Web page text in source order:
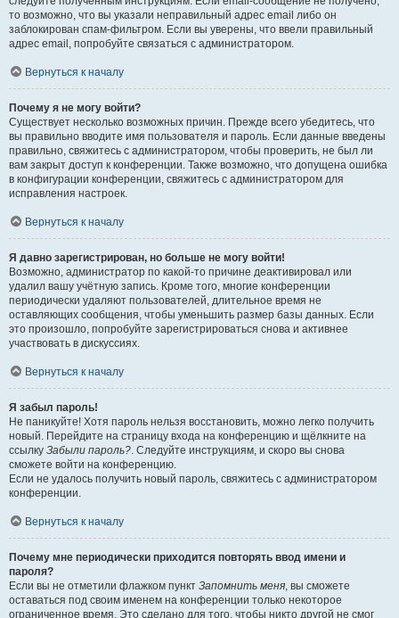
то возможно, что вы указали неправильный адрес email либо он
заблокирован спам-фильтром. Если вы уверены, что ввели правильный
адрес email, попробуйте связаться с администратором.
Вернуться к началу
Почему я не могу войти?
Существует несколько возможных причин. Прежде всего убедитесь, что
вы правильно вводите имя пользователя и пароль. Если данные введены
правильно, свяжитесь с администратором, чтобы проверить, не был ли
вам закрыт доступ к конференции. Также возможно, что допущена ошибка
в конфигурации конференции, свяжитесь с администратором для
исправления настроек.
Вернуться к началу
Я давно зарегистрирован, но больше не могу войти!
Возможно, администратор по какой-то причине деактивировал или
удалил вашу учётную запись. Кроме того, многие конференции
периодически удаляют пользователей, длительное время не
оставляющих сообщения, чтобы уменьшить размер базы данных. Если
это произошло, попробуйте зарегистрироваться снова и активнее
участвовать в дискуссиях.
Вернуться к началу
Я забыл пароль!
Не паникуйте! Хотя пароль нельзя восстановить, можно легко получить
новый. Перейдите на страницу входа на конференцию и щёлкните на
ссылку Забыли пароль?. Следуйте инструкциям, и скоро вы снова
сможете войти на конференцию.
Если не удалось получить новый пароль, свяжитесь с администратором
конференции.
Вернуться к началу
Почему мне периодически приходится повторять ввод имени и
пароля?
Если вы не отметили флажком пункт Запомнить меня, вы сможете
оставаться под своим именем на конференции только некоторое
ограниченное время. Это сделано для того, чтобы никто другой не смог